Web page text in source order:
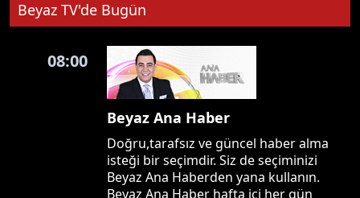
Beyaz TV'de Bugün
08:00
Beyaz Ana Haber
Doğru,tarafsız ve güncel haber alma
isteği bir seçimdir. Siz de seçiminizi
Beyaz Ana Haberden yana kullanın.
Beyaz Ana Haber hafta içi her gün